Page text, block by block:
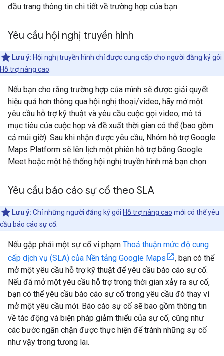
đầu trang thông tin chi tiết về trường hợp của bạn.
Yêu cầu hội nghị truyền hình
Lưu ý: Hội nghị truyền hình chỉ được cung cấp cho người đăng ký gói
Hỗ trợ nâng cao
Nếu bạn cho rằng trường hợp của mình sẽ được giải quyết
hiệu quả hơn thông qua hội nghị thoại/video, hãy mở một
yêu cầu hỗ trợ kỹ thuật và yêu cầu cuộc gọi video, mô tả
mục tiêu của cuộc họp và đề xuất thời gian có thể (bao gồm
cả múi giờ). Sau khi nhận được yêu cầu, Nhóm hỗ trợ Google
Maps Platform sẽ lên lịch một phiên hỗ trợ bằng Google
Meet hoặc một hệ thống hội nghị truyền hình mà bạn chọn.
Yêu cầu báo cáo sự cố theo SLA
Lưu ý: Chỉ những người đăng ký gói Hỗ trợ nâng cao mới có thể yêu
cầu báo cáo sự cố.
Nếu gặp phải một sự cố vi phạm Thoả thuận mức độ cung
cấp dịch vụ (SLA) của Nền tảng Google Maps
, bạn có thể
mở một yêu cầu hỗ trợ kỹ thuật để yêu cầu báo cáo sự cố.
Nếu đã mở một yêu cầu hỗ trợ trong thời gian xảy ra sự cố,
bạn có thể yêu cầu báo cáo sự cố trong yêu cầu đó thay vì
mở một yêu cầu mới. Báo cáo sự cố sẽ bao gồm thông tin
về tác động và biện pháp giảm thiểu của sự cố, cũng như
các bước ngăn chặn được thực hiện để tránh những sự cố
như vậy trong tương lai.